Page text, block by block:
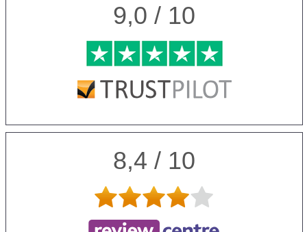
9,0 / 10
8,4 / 10